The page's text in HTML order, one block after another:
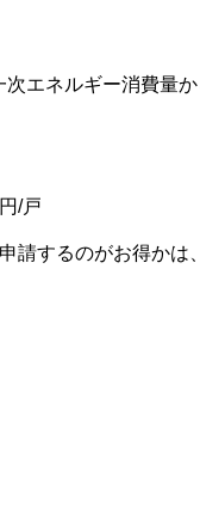
エネルギー消費量
/戸
するのがお得かは